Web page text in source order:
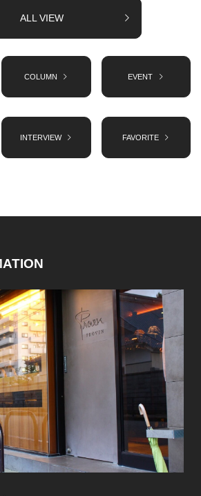
ALL VIEW
COLUMN EVENT
INTERVIEW FAVORITE